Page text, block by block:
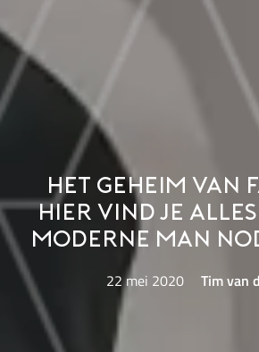
Het geheim van
hier vind je alles
moderne man
22 mei 2020 Tim van